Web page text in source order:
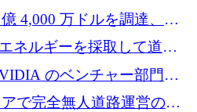
4,000 万ドルを調達、
を買収、Bliq がエストニア
営を承認
ネルギーを採取して道路
めに 2,360 万ドルを調達
のベンチャー部門か
B を拡大
で完全無人道路運営の承